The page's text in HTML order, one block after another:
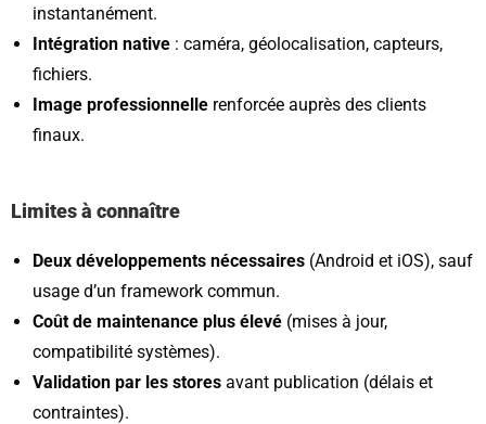
instantanément.
Intégration native : caméra, géolocalisation, capteurs,
fichiers.
Image professionnelle renforcée auprès des clients
finaux.
Limites à connaître
Deux développements nécessaires (Android et iOS), sauf
usage d’un framework commun.
Coût de maintenance plus élevé (mises à jour,
compatibilité systèmes).
Validation par les stores avant publication (délais et
contraintes).